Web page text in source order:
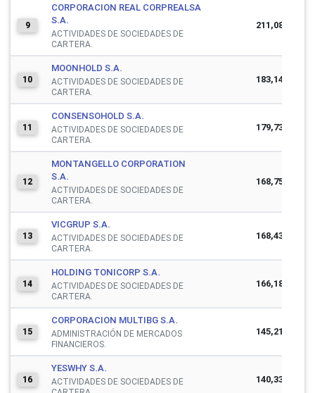
9
CORPORACION REAL CORPREALSA
S.A.
ACTIVIDADES DE SOCIEDADES DE
CARTERA.
211,081,739
10
MOONHOLD S.A.
ACTIVIDADES DE SOCIEDADES DE
CARTERA.
183,140,959
11
CONSENSOHOLD S.A.
ACTIVIDADES DE SOCIEDADES DE
CARTERA.
179,733,012
12
MONTANGELLO CORPORATION
S.A.
ACTIVIDADES DE SOCIEDADES DE
CARTERA.
168,755,818
13
VICGRUP S.A.
ACTIVIDADES DE SOCIEDADES DE
CARTERA.
168,437,327
14
HOLDING TONICORP S.A.
ACTIVIDADES DE SOCIEDADES DE
CARTERA.
166,180,947
15
CORPORACION MULTIBG S.A.
ADMINISTRACIÓN DE MERCADOS
FINANCIEROS.
145,217,730
16
YESWHY S.A.
ACTIVIDADES DE SOCIEDADES DE
140,331,731